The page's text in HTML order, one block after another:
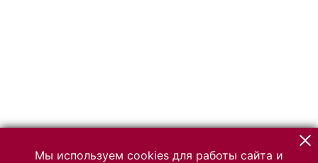
Мы используем cookies для работы сайта и